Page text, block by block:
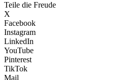
Teile die Freude
X
Facebook
Instagram
LinkedIn
YouTube
Pinterest
TikTok
Mail